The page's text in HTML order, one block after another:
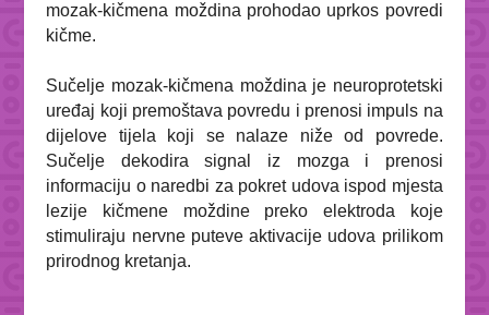
mozak-kičmena moždina prohodao uprkos povredi
kičme.
Sučelje mozak-kičmena moždina je neuroprotetski
uređaj koji premoštava povredu i prenosi impuls na
dijelove tijela koji se nalaze niže od povrede.
Sučelje dekodira signal iz mozga i prenosi
informaciju o naredbi za pokret udova ispod mjesta
lezije kičmene moždine preko elektroda koje
stimuliraju nervne puteve aktivacije udova prilikom
prirodnog kretanja.